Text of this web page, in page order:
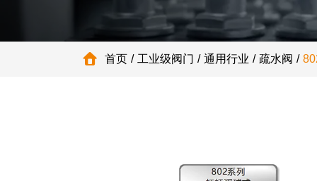
首页 工业级阀门 通用行业 疏水阀